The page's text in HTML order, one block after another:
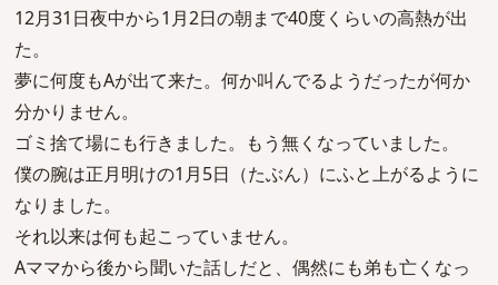
12月31日夜中から1月2日の朝まで40度くらいの高熱が出
た。
夢に何度もAが出て来た。何か叫んでるようだったが何か
分かりません。
ゴミ捨て場にも行きました。もう無くなっていました。
僕の腕は正月明けの1月5日（たぶん）にふと上がるように
なりました。
それ以来は何も起こっていません。
Aママから後から聞いた話しだと、偶然にも弟も亡くなっ